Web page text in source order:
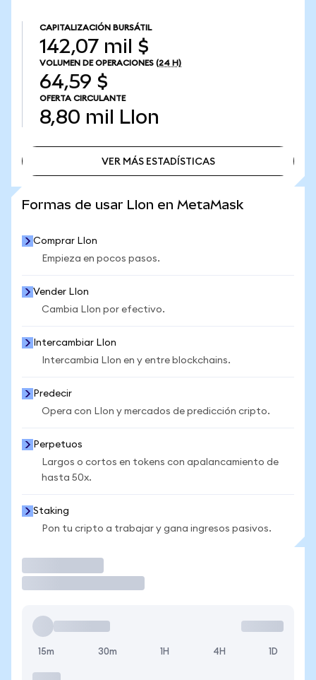
CAPITALIZACIÓN BURSÁTIL
142,07 mil $
VOLUMEN DE OPERACIONES (24 H)
64,59 $
OFERTA CIRCULANTE
8,80 mil LIon
VER MÁS ESTADÍSTICAS
Formas de usar LIon en MetaMask
Comprar LIon
Empieza en pocos pasos.
Vender LIon
Cambia LIon por efectivo.
Intercambiar LIon
Intercambia LIon en y entre blockchains.
Predecir
Opera con LIon y mercados de predicción cripto.
Perpetuos
Largos o cortos en tokens con apalancamiento de
hasta 50x.
Staking
Pon tu cripto a trabajar y gana ingresos pasivos.
15m 30m 1H 4H 1D